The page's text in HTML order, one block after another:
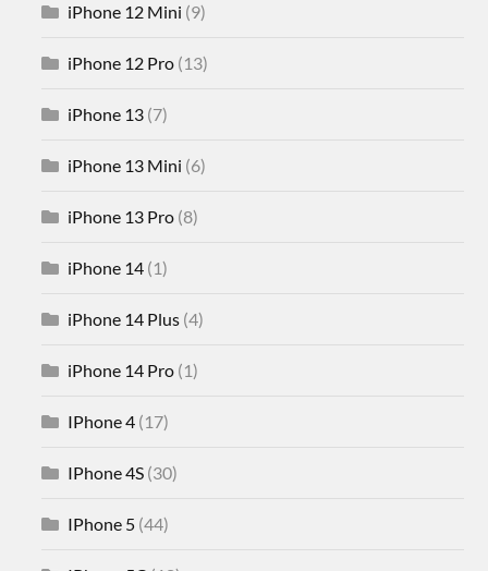
iPhone 12 Mini (9)
iPhone 12 Pro (13)
iPhone 13 (7)
iPhone 13 Mini (6)
iPhone 13 Pro (8)
iPhone 14 (1)
iPhone 14 Plus (4)
iPhone 14 Pro (1)
IPhone 4 (17)
IPhone 4S (30)
IPhone 5 (44)